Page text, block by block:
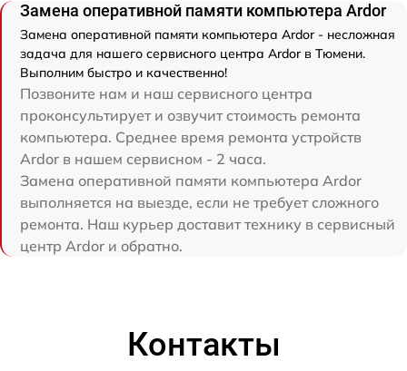
Замена оперативной памяти компьютера Ardor
Замена оперативной памяти компьютера Ardor - несложная
задача для нашего сервисного центра Ardor в Тюмени.
Выполним быстро и качественно!
Позвоните нам и наш сервисного центра
проконсультирует и озвучит стоимость ремонта
компьютера. Среднее время ремонта устройств
Ardor в нашем сервисном - 2 часа.
Замена оперативной памяти компьютера Ardor
выполняется на выезде, если не требует сложного
ремонта. Наш курьер доставит технику в сервисный
центр Ardor и обратно.
Контакты